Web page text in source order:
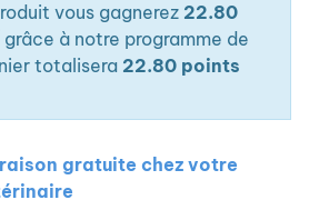
vous gagnerez 22.80
grâce à notre programme de
totalisera 22.80 points
gratuite chez votre